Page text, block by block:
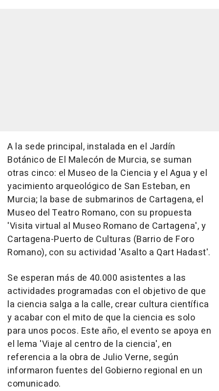
A la sede principal, instalada en el Jardín
Botánico de El Malecón de Murcia, se suman
otras cinco: el Museo de la Ciencia y el Agua y el
yacimiento arqueológico de San Esteban, en
Murcia; la base de submarinos de Cartagena, el
Museo del Teatro Romano, con su propuesta
'Visita virtual al Museo Romano de Cartagena', y
Cartagena-Puerto de Culturas (Barrio de Foro
Romano), con su actividad 'Asalto a Qart Hadast'.
Se esperan más de 40.000 asistentes a las
actividades programadas con el objetivo de que
la ciencia salga a la calle, crear cultura científica
y acabar con el mito de que la ciencia es solo
para unos pocos. Este año, el evento se apoya en
el lema 'Viaje al centro de la ciencia', en
referencia a la obra de Julio Verne, según
informaron fuentes del Gobierno regional en un
comunicado.